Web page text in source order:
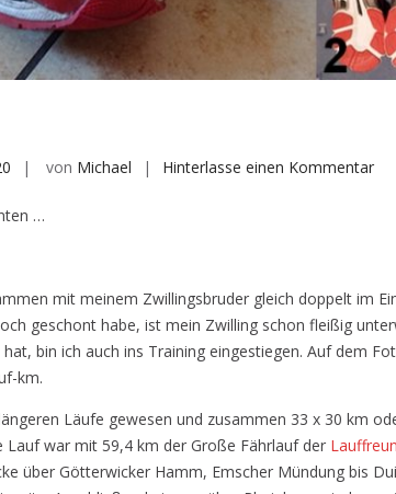
von Michael Hinterlasse einen Kommentarauf
…
mit meinem Zwillingsbruder gleich doppelt im
geschont habe, ist mein Zwilling schon fleißig
bin ich auch ins Training eingestiegen. Auf dem
km.
Läufe gewesen und zusammen 33 x 30 km
war mit 59,4 km der Große Fährlauf der
über Götterwicker Hamm, Emscher Mündung bis